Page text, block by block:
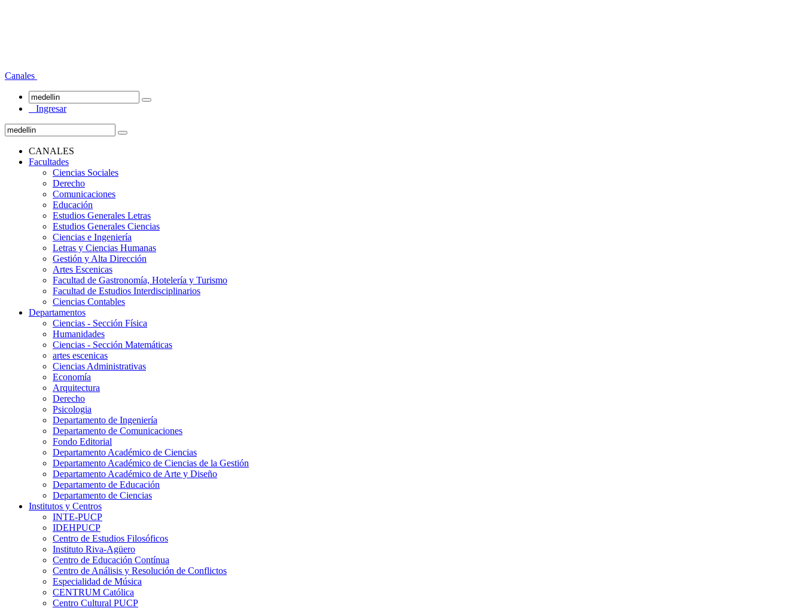
Canales
Ingresar
CANALES
Facultades
Ciencias Sociales
Derecho
Comunicaciones
Educación
Estudios Generales Letras
Estudios Generales Ciencias
Ciencias e Ingeniería
Letras y Ciencias Humanas
Gestión y Alta Dirección
Artes Escenicas
Facultad de Gastronomía, Hotelería y Turismo
Facultad de Estudios Interdisciplinarios
Ciencias Contables
Departamentos
Ciencias - Sección Física
Humanidades
Ciencias - Sección Matemáticas
artes escenicas
Ciencias Administrativas
Economía
Arquitectura
Derecho
Psicologia
Departamento de Ingeniería
Departamento de Comunicaciones
Fondo Editorial
Departamento Académico de Ciencias
Departamento Académico de Ciencias de la Gestión
Departamento Académico de Arte y Diseño
Departamento de Educación
Departamento de Ciencias
Institutos y Centros
INTE-PUCP
IDEHPUCP
Centro de Estudios Filosóficos
Instituto Riva-Agüero
Centro de Educación Contínua
Centro de Análisis y Resolución de Conflictos
Especialidad de Música
CENTRUM Católica
Centro Cultural PUCP